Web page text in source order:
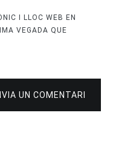
I LLOC WEB EN
VEGADA QUE
UN COMENTARI